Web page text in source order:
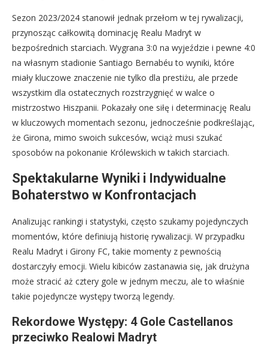
Sezon 2023/2024 stanowił jednak przełom w tej rywalizacji,
przynosząc całkowitą dominację Realu Madryt w
bezpośrednich starciach. Wygrana 3:0 na wyjeździe i pewne 4:0
na własnym stadionie Santiago Bernabéu to wyniki, które
miały kluczowe znaczenie nie tylko dla prestiżu, ale przede
wszystkim dla ostatecznych rozstrzygnięć w walce o
mistrzostwo Hiszpanii. Pokazały one siłę i determinację Realu
w kluczowych momentach sezonu, jednocześnie podkreślając,
że Girona, mimo swoich sukcesów, wciąż musi szukać
sposobów na pokonanie Królewskich w takich starciach.
Spektakularne Wyniki i Indywidualne
Bohaterstwo w Konfrontacjach
Analizując rankingi i statystyki, często szukamy pojedynczych
momentów, które definiują historię rywalizacji. W przypadku
Realu Madryt i Girony FC, takie momenty z pewnością
dostarczyły emocji. Wielu kibiców zastanawia się, jak drużyna
może stracić aż cztery gole w jednym meczu, ale to właśnie
takie pojedyncze występy tworzą legendy.
Rekordowe Występy: 4 Gole Castellanos
przeciwko Realowi Madryt